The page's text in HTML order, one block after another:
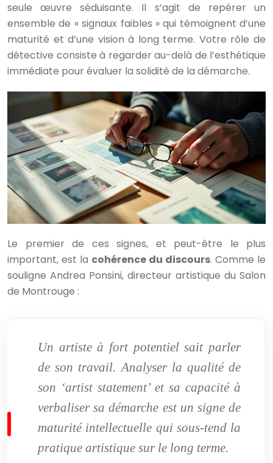
seule œuvre séduisante. Il s’agit de repérer un
ensemble de « signaux faibles » qui témoignent d’une
maturité et d’une vision à long terme. Votre rôle de
détective consiste à regarder au-delà de l’esthétique
immédiate pour évaluer la solidité de la démarche.
Le premier de ces signes, et peut-être le plus
important, est la cohérence du discours. Comme le
souligne Andrea Ponsini, directeur artistique du Salon
de Montrouge :
Un artiste à fort potentiel sait parler
de son travail. Analyser la qualité de
son ‘artist statement’ et sa capacité à
verbaliser sa démarche est un signe de
maturité intellectuelle qui sous-tend la
pratique artistique sur le long terme.